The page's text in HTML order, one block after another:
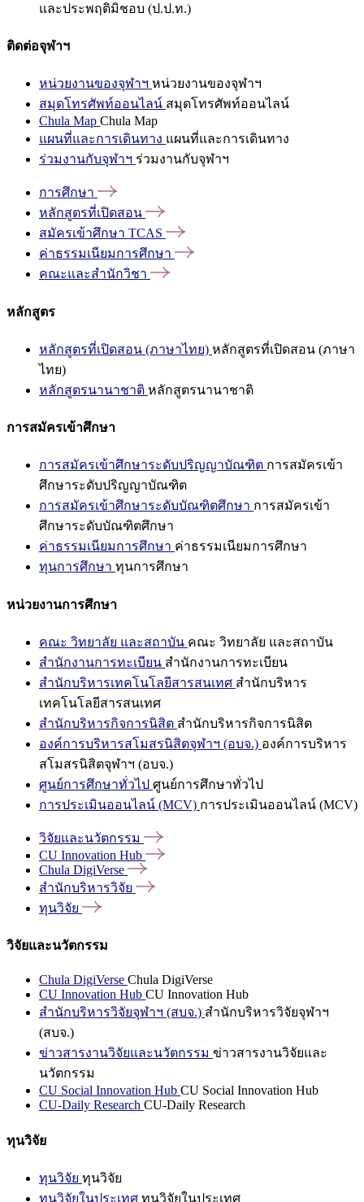
และประพฤติมิชอบ (ป.ป.ท.)
ติดต่อจุฬาฯ
หน่วยงานของจุฬาฯ หน่วยงานของจุฬาฯ
สมุดโทรศัพท์ออนไลน์ สมุดโทรศัพท์ออนไลน์
Chula Map Chula Map
แผนที่และการเดินทาง แผนที่และการเดินทาง
ร่วมงานกับจุฬาฯ ร่วมงานกับจุฬาฯ
การศึกษา
หลักสูตรที่เปิดสอน
สมัครเข้าศึกษา TCAS
ค่าธรรมเนียมการศึกษา
คณะและสำนักวิชา
หลักสูตร
หลักสูตรที่เปิดสอน (ภาษาไทย) หลักสูตรที่เปิดสอน (ภาษา
ไทย)
หลักสูตรนานาชาติ หลักสูตรนานาชาติ
การสมัครเข้าศึกษา
การสมัครเข้าศึกษาระดับปริญญาบัณฑิต การสมัครเข้า
ศึกษาระดับปริญญาบัณฑิต
การสมัครเข้าศึกษาระดับบัณฑิตศึกษา การสมัครเข้า
ศึกษาระดับบัณฑิตศึกษา
ค่าธรรมเนียมการศึกษา ค่าธรรมเนียมการศึกษา
ทุนการศึกษา ทุนการศึกษา
หน่วยงานการศึกษา
คณะ วิทยาลัย และสถาบัน คณะ วิทยาลัย และสถาบัน
สำนักงานการทะเบียน สำนักงานการทะเบียน
สำนักบริหารเทคโนโลยีสารสนเทศ สำนักบริหาร
เทคโนโลยีสารสนเทศ
สำนักบริหารกิจการนิสิต สำนักบริหารกิจการนิสิต
องค์การบริหารสโมสรนิสิตจุฬาฯ (อบจ.) องค์การบริหาร
สโมสรนิสิตจุฬาฯ (อบจ.)
ศูนย์การศึกษาทั่วไป ศูนย์การศึกษาทั่วไป
การประเมินออนไลน์ (MCV) การประเมินออนไลน์ (MCV)
วิจัยและนวัตกรรม
CU Innovation Hub
Chula DigiVerse
สำนักบริหารวิจัย
ทุนวิจัย
วิจัยและนวัตกรรม
Chula DigiVerse Chula DigiVerse
CU Innovation Hub CU Innovation Hub
สำนักบริหารวิจัยจุฬาฯ (สบจ.) สำนักบริหารวิจัยจุฬาฯ
(สบจ.)
ข่าวสารงานวิจัยและนวัตกรรม ข่าวสารงานวิจัยและ
นวัตกรรม
CU Social Innovation Hub CU Social Innovation Hub
CU-Daily Research CU-Daily Research
ทุนวิจัย
ทุนวิจัย ทุนวิจัย
ทุนวิจัยในประเทศ ทุนวิจัยในประเทศ